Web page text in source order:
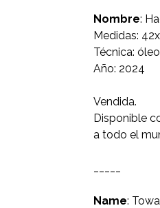
Nombre:
Medidas:
Técnica:
Año: 2024
Vendida.
Disponible
a todo el
Name: